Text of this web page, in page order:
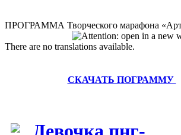
ПРОГРАММА Творческого марафона
There are no translations available.
СКАЧАТЬ ПОГРАММУ